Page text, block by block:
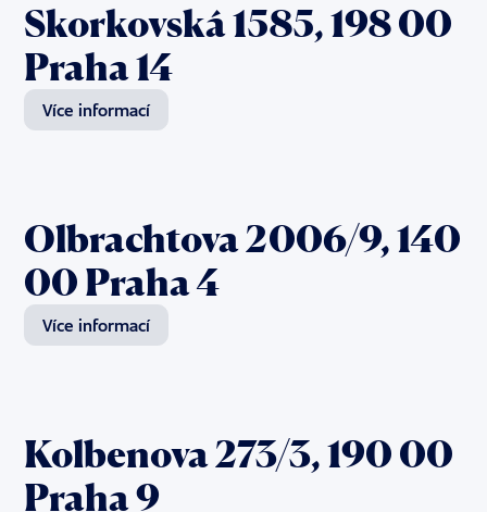
Skorkovská 1585, 198 00
Praha 14
Více informací
Olbrachtova 2006/9, 140
00 Praha 4
Více informací
Kolbenova 273/3, 190 00
Praha 9